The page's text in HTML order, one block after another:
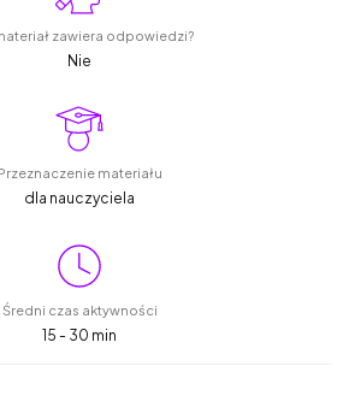
zawiera odpowiedzi?
Nie
materiału
dla nauczyciela
Średni czas aktywności
15 - 30 min